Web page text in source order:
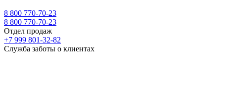
8 800 770-70-23
8 800 770-70-23
Отдел продаж
+7 999 801-32-82
Служба заботы о клиентах